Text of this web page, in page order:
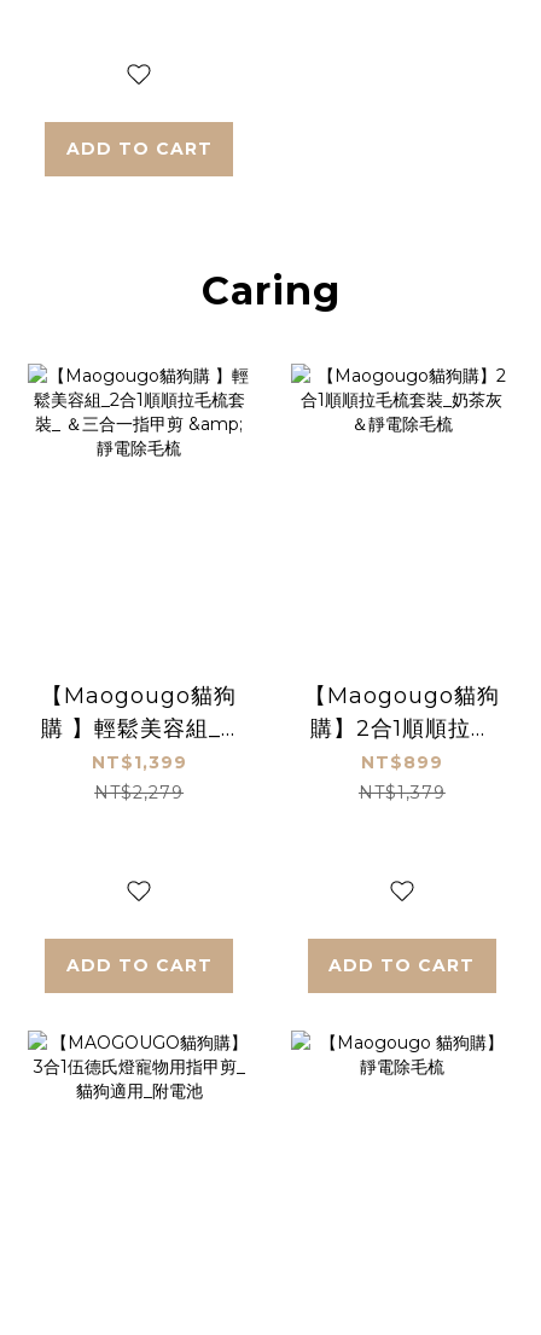
ADD TO CART
Caring
【Maogougo貓狗
購 】輕鬆美容組_2
合1順順拉毛梳套裝
_ ＆三合一指甲剪
NT$1,399
NT$2,279
ADD TO CART
【Maogougo貓狗
購】2合1順順拉毛
梳套裝_奶茶灰 ＆靜
電除毛梳
NT$899
NT$1,379
ADD TO CART